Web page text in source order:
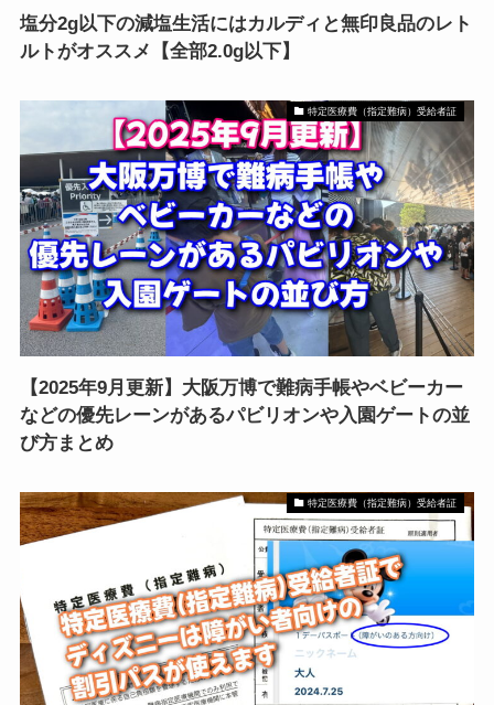
塩分2g以下の減塩生活にはカルディと無印良品のレト
ルトがオススメ【全部2.0g以下】
特定医療費（指定難病）受給者証
【2025年9月更新】大阪万博で難病手帳やベビーカー
などの優先レーンがあるパビリオンや入園ゲートの並
び方まとめ
特定医療費（指定難病）受給者証